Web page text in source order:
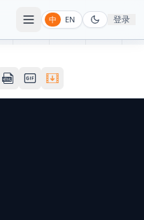
中 EN 登录